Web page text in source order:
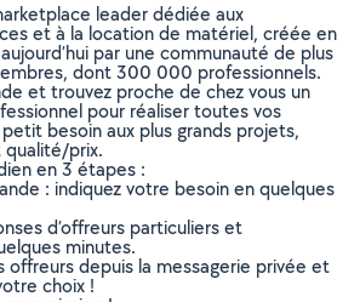
leader dédiée aux
et à la location de matériel, créée en
par une communauté de plus
dont 300 000 professionnels.
et trouvez proche de chez vous un
pour réaliser toutes vos
besoin aux plus grands projets,
qualité/prix.
en 3 étapes :
: indiquez votre besoin en quelques
d’offreurs particuliers et
minutes.
offreurs depuis la messagerie privée et
choix !